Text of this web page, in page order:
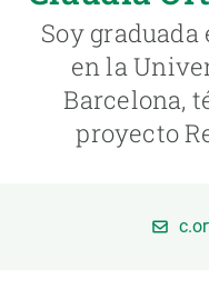
Soy
en la
Barcelona,
proyecto
PARTICIPA
NOTICIAS Y AGENDA